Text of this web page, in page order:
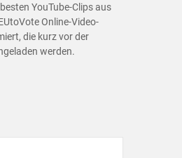
YouTube-Clips aus
Online-Video-
die kurz vor der
werden.